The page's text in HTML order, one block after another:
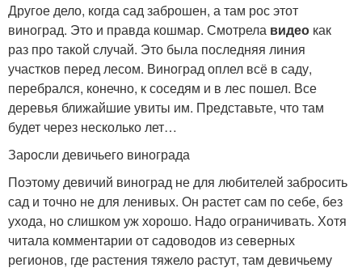
Другое дело, когда сад заброшен, а там рос этот
виноград. Это и правда кошмар. Смотрела видео как
раз про такой случай. Это была последняя линия
участков перед лесом. Виноград оплел всё в саду,
перебрался, конечно, к соседям и в лес пошел. Все
деревья ближайшие увиты им. Представьте, что там
будет через несколько лет…
Заросли девичьего винограда
Поэтому девичий виноград не для любителей забросить
сад и точно не для ленивых. Он растет сам по себе, без
ухода, но слишком уж хорошо. Надо ограничивать. Хотя
читала комментарии от садоводов из северных
регионов, где растения тяжело растут, там девичьему